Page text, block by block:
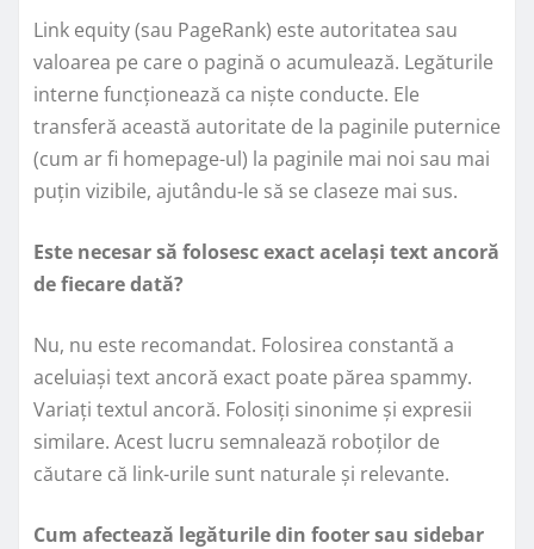
Link equity (sau PageRank) este autoritatea sau
valoarea pe care o pagină o acumulează. Legăturile
interne funcționează ca niște conducte. Ele
transferă această autoritate de la paginile puternice
(cum ar fi homepage-ul) la paginile mai noi sau mai
puțin vizibile, ajutându-le să se claseze mai sus.
Este necesar să folosesc exact același text ancoră
de fiecare dată?
Nu, nu este recomandat. Folosirea constantă a
aceluiași text ancoră exact poate părea spammy.
Variați textul ancoră. Folosiți sinonime și expresii
similare. Acest lucru semnalează roboților de
căutare că link-urile sunt naturale și relevante.
Cum afectează legăturile din footer sau sidebar